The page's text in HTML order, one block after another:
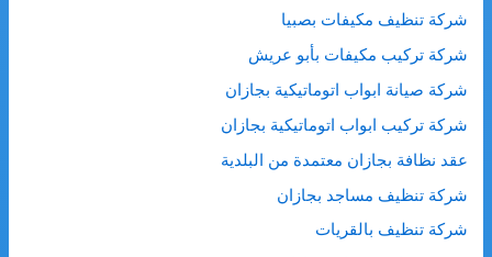
شركة تنظيف مكيفات بصبيا
شركة تركيب مكيفات بأبو عريش
شركة صيانة ابواب اتوماتيكية بجازان
شركة تركيب ابواب اتوماتيكية بجازان
عقد نظافة بجازان معتمدة من البلدية
شركة تنظيف مساجد بجازان
شركة تنظيف بالقريات